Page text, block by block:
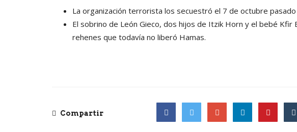
La organización terrorista los secuestró el 7 de octubre
El sobrino de León Gieco, dos hijos de Itzik Horn y el bebé Kfir
rehenes que todavía no liberó Hamas.
Compartir